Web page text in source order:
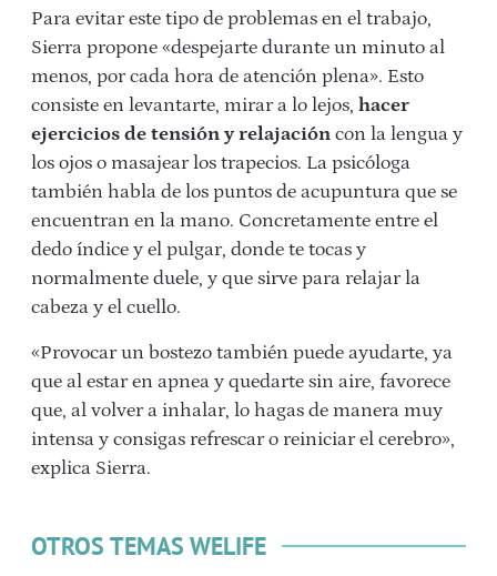
Para evitar este tipo de problemas en el trabajo,
Sierra propone «despejarte durante un minuto al
menos, por cada hora de atención plena». Esto
consiste en levantarte, mirar a lo lejos, hacer
ejercicios de tensión y relajación con la lengua y
los ojos o masajear los trapecios. La psicóloga
también habla de los puntos de acupuntura que se
encuentran en la mano. Concretamente entre el
dedo índice y el pulgar, donde te tocas y
normalmente duele, y que sirve para relajar la
cabeza y el cuello.
«Provocar un bostezo también puede ayudarte, ya
que al estar en apnea y quedarte sin aire, favorece
que, al volver a inhalar, lo hagas de manera muy
intensa y consigas refrescar o reiniciar el cerebro»,
explica Sierra.
OTROS TEMAS WELIFE